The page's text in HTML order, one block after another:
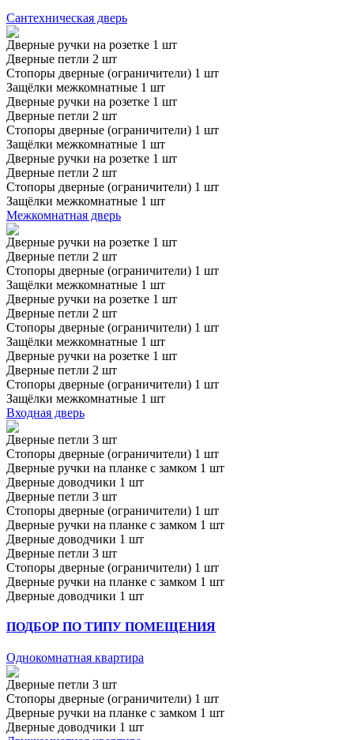
Сантехническая дверь
Дверные ручки на розетке 1 шт
Дверные петли 2 шт
Стопоры дверные (ограничители) 1 шт
Защёлки межкомнатные 1 шт
Дверные ручки на розетке 1 шт
Дверные петли 2 шт
Стопоры дверные (ограничители) 1 шт
Защёлки межкомнатные 1 шт
Дверные ручки на розетке 1 шт
Дверные петли 2 шт
Стопоры дверные (ограничители) 1 шт
Защёлки межкомнатные 1 шт
Межкомнатная дверь
Дверные ручки на розетке 1 шт
Дверные петли 2 шт
Стопоры дверные (ограничители) 1 шт
Защёлки межкомнатные 1 шт
Дверные ручки на розетке 1 шт
Дверные петли 2 шт
Стопоры дверные (ограничители) 1 шт
Защёлки межкомнатные 1 шт
Дверные ручки на розетке 1 шт
Дверные петли 2 шт
Стопоры дверные (ограничители) 1 шт
Защёлки межкомнатные 1 шт
Входная дверь
Дверные петли 3 шт
Стопоры дверные (ограничители) 1 шт
Дверные ручки на планке с замком 1 шт
Дверные доводчики 1 шт
Дверные петли 3 шт
Стопоры дверные (ограничители) 1 шт
Дверные ручки на планке с замком 1 шт
Дверные доводчики 1 шт
Дверные петли 3 шт
Стопоры дверные (ограничители) 1 шт
Дверные ручки на планке с замком 1 шт
Дверные доводчики 1 шт
ПОДБОР ПО ТИПУ ПОМЕЩЕНИЯ
Однокомнатная квартира
Дверные петли 3 шт
Стопоры дверные (ограничители) 1 шт
Дверные ручки на планке с замком 1 шт
Дверные доводчики 1 шт